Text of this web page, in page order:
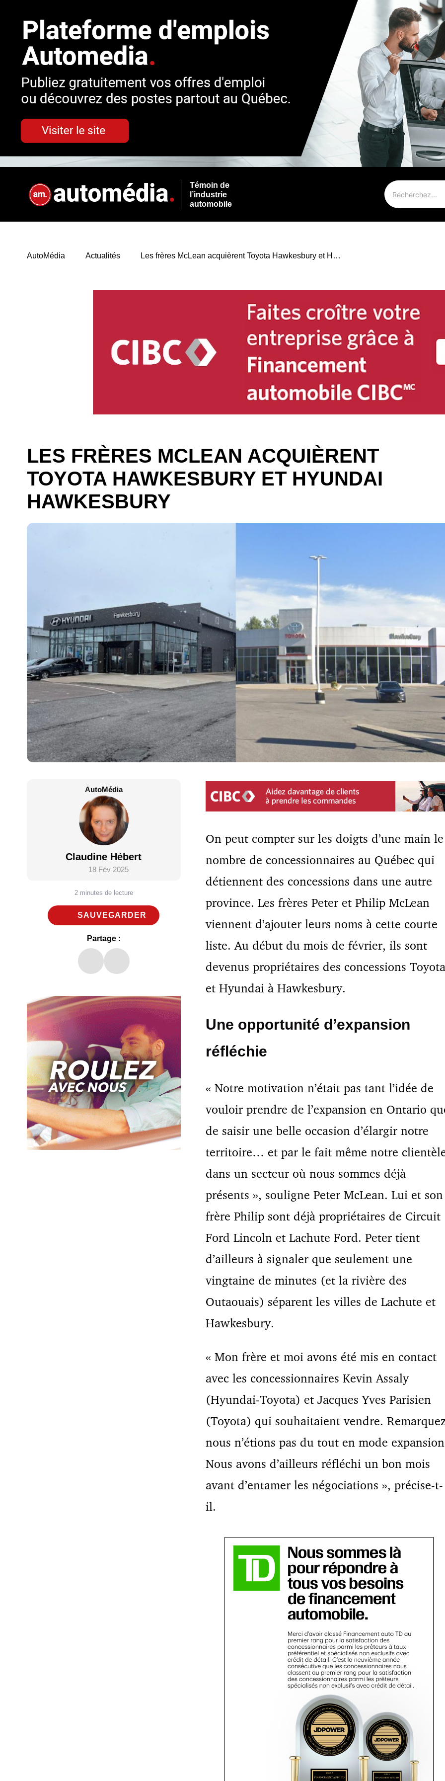
Témoin de
l’industrie
automobile
AutoMédia Actualités Les frères McLean acquièrent Toyota Hawkesbury et Hyundai Hawkesbury
LES FRÈRES MCLEAN ACQUIÈRENT
TOYOTA HAWKESBURY ET HYUNDAI
HAWKESBURY
AutoMédia
Claudine Hébert
18 Fév 2025
2 minutes de lecture
SAUVEGARDER
Partage :
On peut compter sur les doigts d’une main le
nombre de concessionnaires au Québec qui
détiennent des concessions dans une autre
province. Les frères Peter et Philip McLean
viennent d’ajouter leurs noms à cette courte
liste. Au début du mois de février, ils sont
devenus propriétaires des concessions Toyota
et Hyundai à Hawkesbury.
Une opportunité d’expansion
réfléchie
« Notre motivation n’était pas tant l’idée de
vouloir prendre de l’expansion en Ontario
de saisir une belle occasion d’élargir notre
territoire… et par le fait même notre
dans un secteur où nous sommes déjà
présents », souligne Peter McLean. Lui et son
frère Philip sont déjà propriétaires de Circuit
Ford Lincoln et Lachute Ford. Peter tient
d’ailleurs à signaler que seulement une
vingtaine de minutes (et la rivière des
Outaouais) séparent les villes de Lachute et
Hawkesbury.
« Mon frère et moi avons été mis en contact
avec les concessionnaires Kevin Assaly
(Hyundai-Toyota) et Jacques Yves Parisien
(Toyota) qui souhaitaient vendre.
nous n’étions pas du tout en mode
Nous avons d’ailleurs réfléchi un bon mois
avant d’entamer les négociations », précise-t-
il.